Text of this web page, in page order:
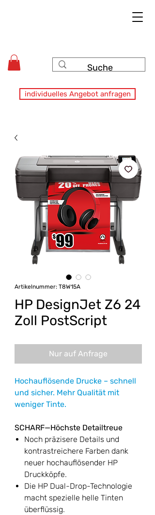
individuelles Angebot anfragen
Artikelnummer: T8W15A
HP DesignJet Z6 24
Zoll PostScript
Nur auf Anfrage
Hochauflösende Drucke – schnell
und sicher. Mehr Qualität mit
weniger Tinte.
SCHARF—Höchste Detailtreue
Noch präzisere Details und
kontrastreichere Farben dank
neuer hochauflösender HP
Druckköpfe.
Die HP Dual-Drop-Technologie
macht spezielle helle Tinten
überflüssig.